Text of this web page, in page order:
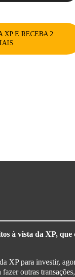
XP E RECEBA 2
à vista da XP, que
XP para investir,
outras